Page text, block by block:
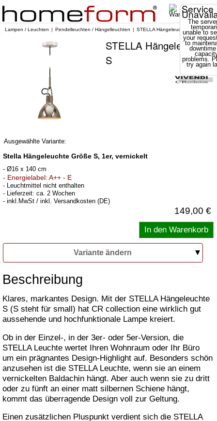
Service
The
unable to
your
to
problems.
try again
Lampen / Leuchten Pendelleuchten / Hängelleuchten STELLA Hängeleuchte S
STELLA Hängeleuchte
S
Ausgewählte Variante:
Stella Hängeleuchte Größe S, 1er, vernickelt
- Ø16 x 140 cm
- Energielabel: A++ - E
- Leuchtmittel nicht enthalten
- Lieferzeit: ca. 2 Wochen
- inkl.MwSt / inkl. Versandkosten (DE)
149,00 €
Variante ändern
Beschreibung
Klares, markantes Design. Mit der STELLA Hängeleuchte
S (S steht für small) hat CR collection eine wirklich gut
aussehende und hochfunktionale Lampe kreiert.
Ob in der Einzel-, in der 3er- oder 5er-Version, die
STELLA Leuchte wertet Ihren Wohnraum oder Ihr Büro
um ein prägnantes Design-Highlight auf. Besonders schön
anzusehen ist die STELLA Leuchte, wenn sie an einem
vernickelten Baldachin hängt. Aber auch wenn sie zu dritt
oder zu fünft an einer matt silbernen Schiene hängt,
kommt das überragende Design voll zur Geltung.
Einen zusätzlichen Pluspunkt verdient sich die STELLA